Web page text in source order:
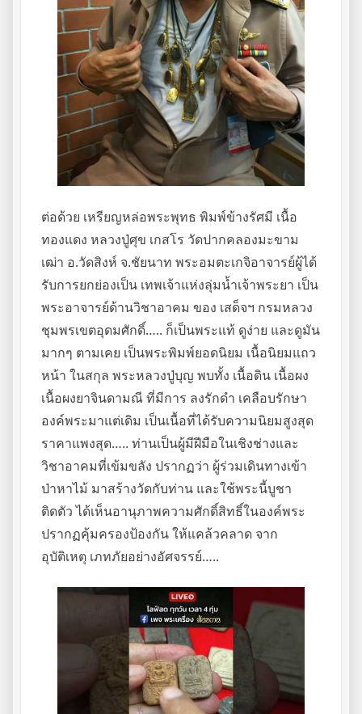
ต่อด้วย เหรียญหล่อพระพุทธ พิมพ์ข้างรัศมี เนื้อ
ทองแดง หลวงปู่ศุข เกสโร วัดปากคลองมะขาม
เฒ่า อ.วัดสิงห์ จ.ชัยนาท พระอมตะเกจิอาจารย์ผู้ได้
รับการยกย่องเป็น เทพเจ้าแห่งลุ่มน้ำเจ้าพระยา เป็น
พระอาจารย์ด้านวิชาอาคม ของ เสด็จฯ กรมหลวง
ชุมพรเขตอุดมศักดิ์….. ก็เป็นพระแท้ ดูง่าย และดูมัน
มากๆ ตามเคย เป็นพระพิมพ์ยอดนิยม เนื้อนิยมแถว
หน้า ในสกุล พระหลวงปู่บุญ พบทั้ง เนื้อดิน เนื้อผง
เนื้อผงยาจินดามณี ที่มีการ ลงรักดำ เคลือบรักษา
องค์พระมาแต่เดิม เป็นเนื้อที่ได้รับความนิยมสูงสุด
ราคาแพงสุด….. ท่านเป็นผู้มีฝีมือในเชิงช่างและ
วิชาอาคมที่เข้มขลัง ปรากฏว่า ผู้ร่วมเดินทางเข้า
ป่าหาไม้ มาสร้างวัดกับท่าน และใช้พระนี้บูชา
ติดตัว ได้เห็นอานุภาพความศักดิ์สิทธิ์ในองค์พระ
ปรากฏคุ้มครองป้องกัน ให้แคล้วคลาด จาก
อุบัติเหตุ เภทภัยอย่างอัศจรรย์…..